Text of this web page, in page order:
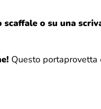
o su una
Questo portaprovetta